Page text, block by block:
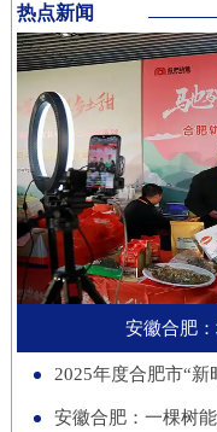
热点新闻
安徽合肥
2025年度合肥市“
安徽合肥：一棵树